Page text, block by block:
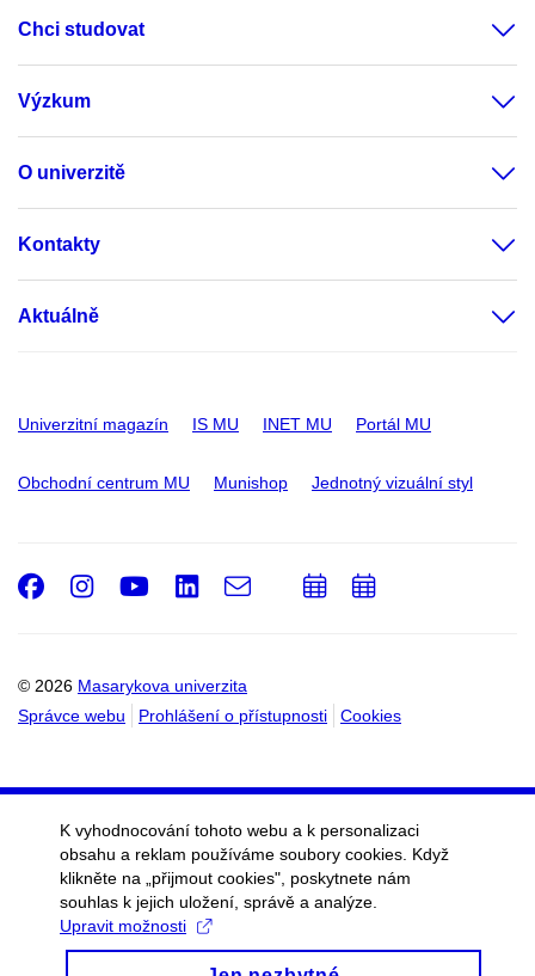
Chci studovat
Výzkum
O univerzitě
Kontakty
Aktuálně
Univerzitní magazín IS MU INET MU Portál MU
Obchodní centrum MU Munishop Jednotný vizuální styl
© 2026 Masarykova univerzita
Správce webu
Prohlášení o přístupnosti Cookies
Facebook
Instagram
Youtube
LinkedIn
e-
PřidatPřidat
K vyhodnocování tohoto webu a k personalizaci
obsahu a reklam používáme soubory cookies. Když
klikněte na „přijmout cookies", poskytnete nám
souhlas k jejich uložení, správě a analýze.
Upravit možnosti